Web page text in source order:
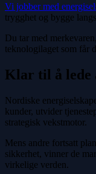
Vi jobber med
trygghet og bygge
Du tar med
teknologilaget som får
Klar til å lede
Nordiske
kunder, utvider
strategisk vekstmotor.
Mens andre fortsatt
sikkerhet, vinner de
virkelige verden.